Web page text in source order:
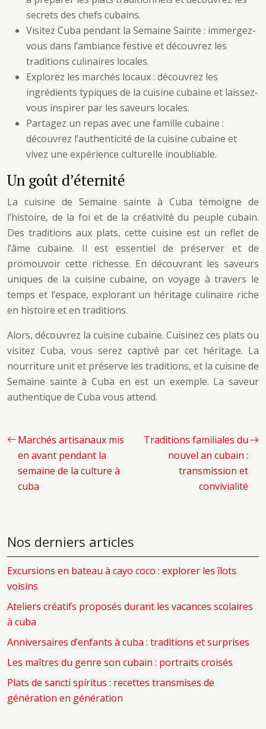
secrets des chefs cubains.
Visitez Cuba pendant la Semaine Sainte : immergez-
vous dans l’ambiance festive et découvrez les
traditions culinaires locales.
Explorez les marchés locaux : découvrez les
ingrédients typiques de la cuisine cubaine et laissez-
vous inspirer par les saveurs locales.
Partagez un repas avec une famille cubaine :
découvrez l’authenticité de la cuisine cubaine et
vivez une expérience culturelle inoubliable.
Un goût d’éternité
La cuisine de Semaine sainte à Cuba témoigne de
l’histoire, de la foi et de la créativité du peuple cubain.
Des traditions aux plats, cette cuisine est un reflet de
l’âme cubaine. Il est essentiel de préserver et de
promouvoir cette richesse. En découvrant les saveurs
uniques de la cuisine cubaine, on voyage à travers le
temps et l’espace, explorant un héritage culinaire riche
en histoire et en traditions.
Alors, découvrez la cuisine cubaine. Cuisinez ces plats ou
visitez Cuba, vous serez captivé par cet héritage. La
nourriture unit et préserve les traditions, et la cuisine de
Semaine sainte à Cuba en est un exemple. La saveur
authentique de Cuba vous attend.
Marchés artisanaux mis
en avant pendant la
semaine de la culture à
cuba
Traditions familiales du
nouvel an cubain :
transmission et
convivialité
Nos derniers articles
Excursions en bateau à cayo coco : explorer les îlots
voisins
Ateliers créatifs proposés durant les vacances scolaires
à cuba
Anniversaires d’enfants à cuba : traditions et surprises
Les maîtres du genre son cubain : portraits croisés
Plats de sancti spíritus : recettes transmises de
génération en génération